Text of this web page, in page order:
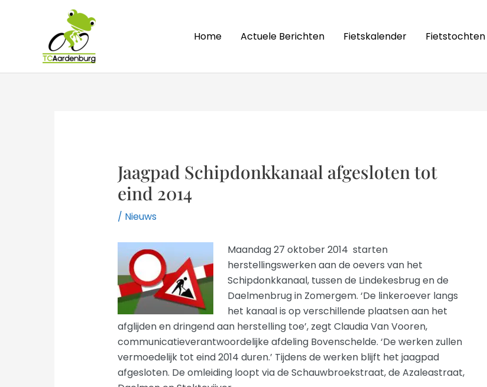
Home Actuele Berichten Fietskalender Fietstochten
Jaagpad Schipdonkkanaal afgesloten tot
eind 2014
/ Nieuws
Maandag 27 oktober 2014 starten
herstellingswerken aan de oevers van het
Schipdonkkanaal, tussen de Lindekesbrug en de
Daelmenbrug in Zomergem. ‘De linkeroever langs
het kanaal is op verschillende plaatsen aan het
afglijden en dringend aan herstelling toe’, zegt Claudia Van Vooren,
communicatieverantwoordelijke afdeling Bovenschelde. ‘De werken zullen
vermoedelijk tot eind 2014 duren.’ Tijdens de werken blijft het jaagpad
afgesloten. De omleiding loopt via de Schauwbroekstraat, de Azaleastraat,